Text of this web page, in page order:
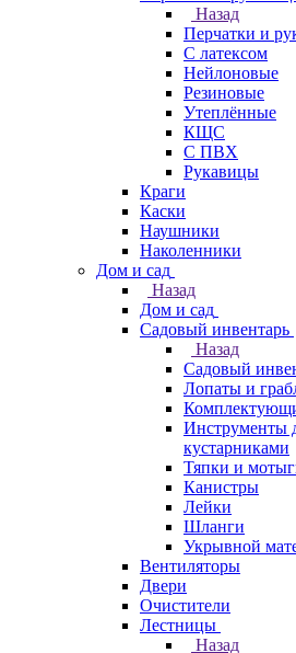
Назад
Перчатки и
С латексом
Нейлоновые
Резиновые
Утеплённые
КЩС
С ПВХ
Рукавицы
Краги
Каски
Наушники
Наколенники
Дом и сад
Назад
Дом и сад
Садовый инвентарь
Назад
Садовый
Лопаты и
Инструменты
кустарниками
Тяпки и
Канистры
Лейки
Шланги
Укрывной
Вентиляторы
Двери
Очистители
Лестницы
Назад